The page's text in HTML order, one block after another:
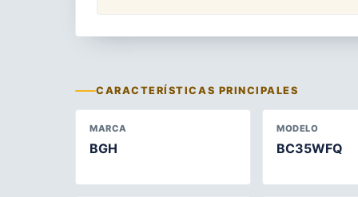
CARACTERÍSTICAS PRINCIPALES
MARCA
BGH
MODELO
BC35WFQ